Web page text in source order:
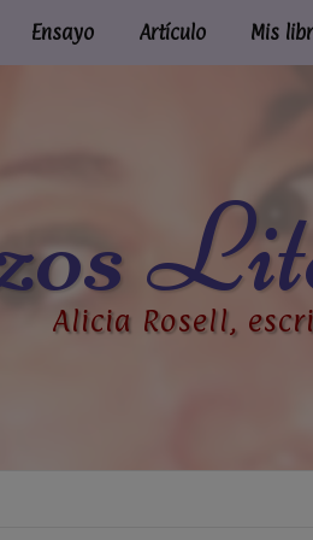
Ensayo Artículo Mis
Alicia Rosell,